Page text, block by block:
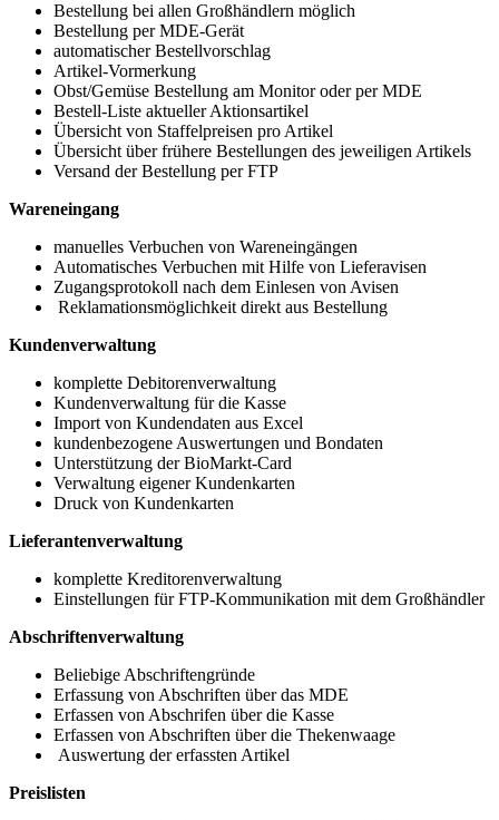
Bestellung bei allen Großhändlern möglich
Bestellung per MDE-Gerät
automatischer Bestellvorschlag
Artikel-Vormerkung
Obst/Gemüse Bestellung am Monitor oder per MDE
Bestell-Liste aktueller Aktionsartikel
Übersicht von Staffelpreisen pro Artikel
Übersicht über frühere Bestellungen des jeweiligen Artikels
Versand der Bestellung per FTP
Wareneingang
manuelles Verbuchen von Wareneingängen
Automatisches Verbuchen mit Hilfe von Lieferavisen
Zugangsprotokoll nach dem Einlesen von Avisen
Reklamationsmöglichkeit direkt aus Bestellung
Kundenverwaltung
komplette Debitorenverwaltung
Kundenverwaltung für die Kasse
Import von Kundendaten aus Excel
kundenbezogene Auswertungen und Bondaten
Unterstützung der BioMarkt-Card
Verwaltung eigener Kundenkarten
Druck von Kundenkarten
Lieferantenverwaltung
komplette Kreditorenverwaltung
Einstellungen für FTP-Kommunikation mit dem Großhändler
Abschriftenverwaltung
Beliebige Abschriftengründe
Erfassung von Abschriften über das MDE
Erfassen von Abschrifen über die Kasse
Erfassen von Abschriften über die Thekenwaage
Auswertung der erfassten Artikel
Preislisten